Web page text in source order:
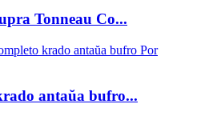
Tonneau Co...
antaŭa bufro...